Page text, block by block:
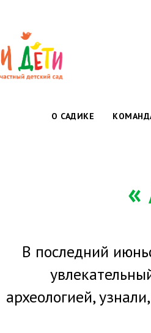
О САДИКЕ
«
В последний
археологией,